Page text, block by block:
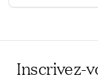
Inscrivez-